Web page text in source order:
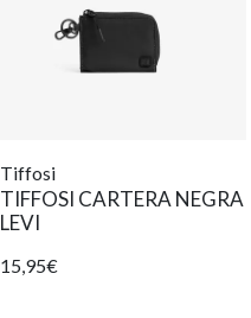
Tiffosi
TIFFOSI CARTERA NEGRA
LEVI
15,95€